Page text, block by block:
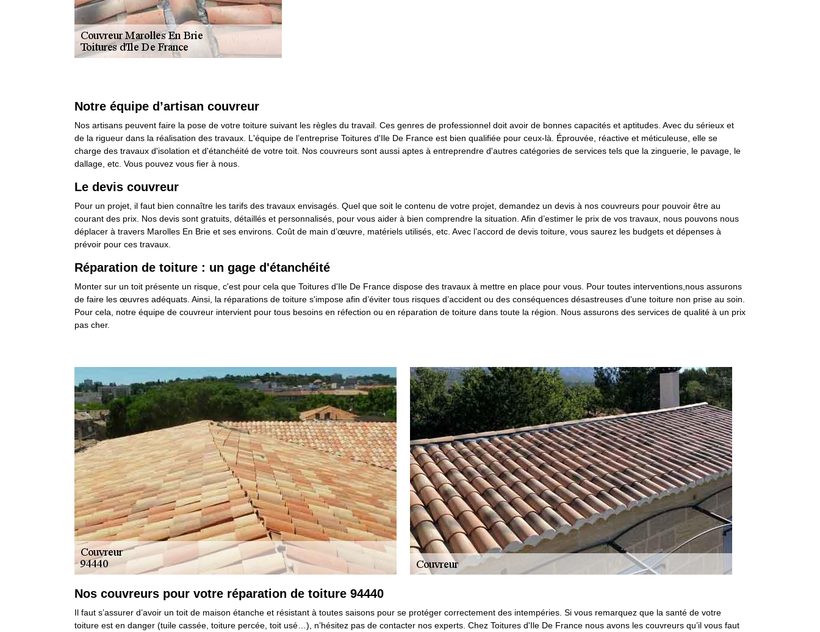
Notre équipe d’artisan couvreur
Nos artisans peuvent faire la pose de votre toiture suivant les règles du travail. Ces genres de professionnel doit avoir de bonnes capacités et aptitudes. Avec du sérieux et
de la rigueur dans la réalisation des travaux. L'équipe de l’entreprise Toitures d'Ile De France est bien qualifiée pour ceux-là. Éprouvée, réactive et méticuleuse, elle se
charge des travaux d'isolation et d'étanchéité de votre toit. Nos couvreurs sont aussi aptes à entreprendre d'autres catégories de services tels que la zinguerie, le pavage, le
dallage, etc. Vous pouvez vous fier à nous.
Le devis couvreur
Pour un projet, il faut bien connaître les tarifs des travaux envisagés. Quel que soit le contenu de votre projet, demandez un devis à nos couvreurs pour pouvoir être au
courant des prix. Nos devis sont gratuits, détaillés et personnalisés, pour vous aider à bien comprendre la situation. Afin d’estimer le prix de vos travaux, nous pouvons nous
déplacer à travers Marolles En Brie et ses environs. Coût de main d’œuvre, matériels utilisés, etc. Avec l’accord de devis toiture, vous saurez les budgets et dépenses à
prévoir pour ces travaux.
Réparation de toiture : un gage d'étanchéité
Monter sur un toit présente un risque, c'est pour cela que Toitures d'Ile De France dispose des travaux à mettre en place pour vous. Pour toutes interventions,nous assurons
de faire les œuvres adéquats. Ainsi, la réparations de toiture s'impose afin d’éviter tous risques d’accident ou des conséquences désastreuses d'une toiture non prise au soin.
Pour cela, notre équipe de couvreur intervient pour tous besoins en réfection ou en réparation de toiture dans toute la région. Nous assurons des services de qualité à un prix
pas cher.
Nos couvreurs pour votre réparation de toiture 94440
Il faut s’assurer d’avoir un toit de maison étanche et résistant à toutes saisons pour se protéger correctement des intempéries. Si vous remarquez que la santé de votre
toiture est en danger (tuile cassée, toiture percée, toit usé…), n’hésitez pas de contacter nos experts. Chez Toitures d'Ile De France nous avons les couvreurs qu’il vous faut